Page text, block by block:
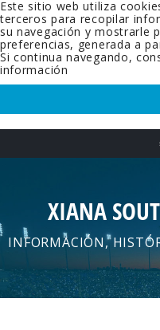
Este sitio web utiliza
terceros para recopilar
su navegación y mostrarle
preferencias, generada a
Si continua navegando,
información
XIANA
INFORMACIÓN,